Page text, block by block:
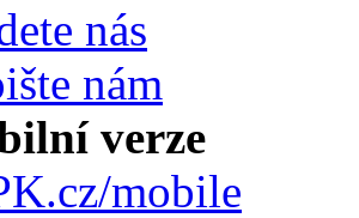
nás
nám
verze
mobile